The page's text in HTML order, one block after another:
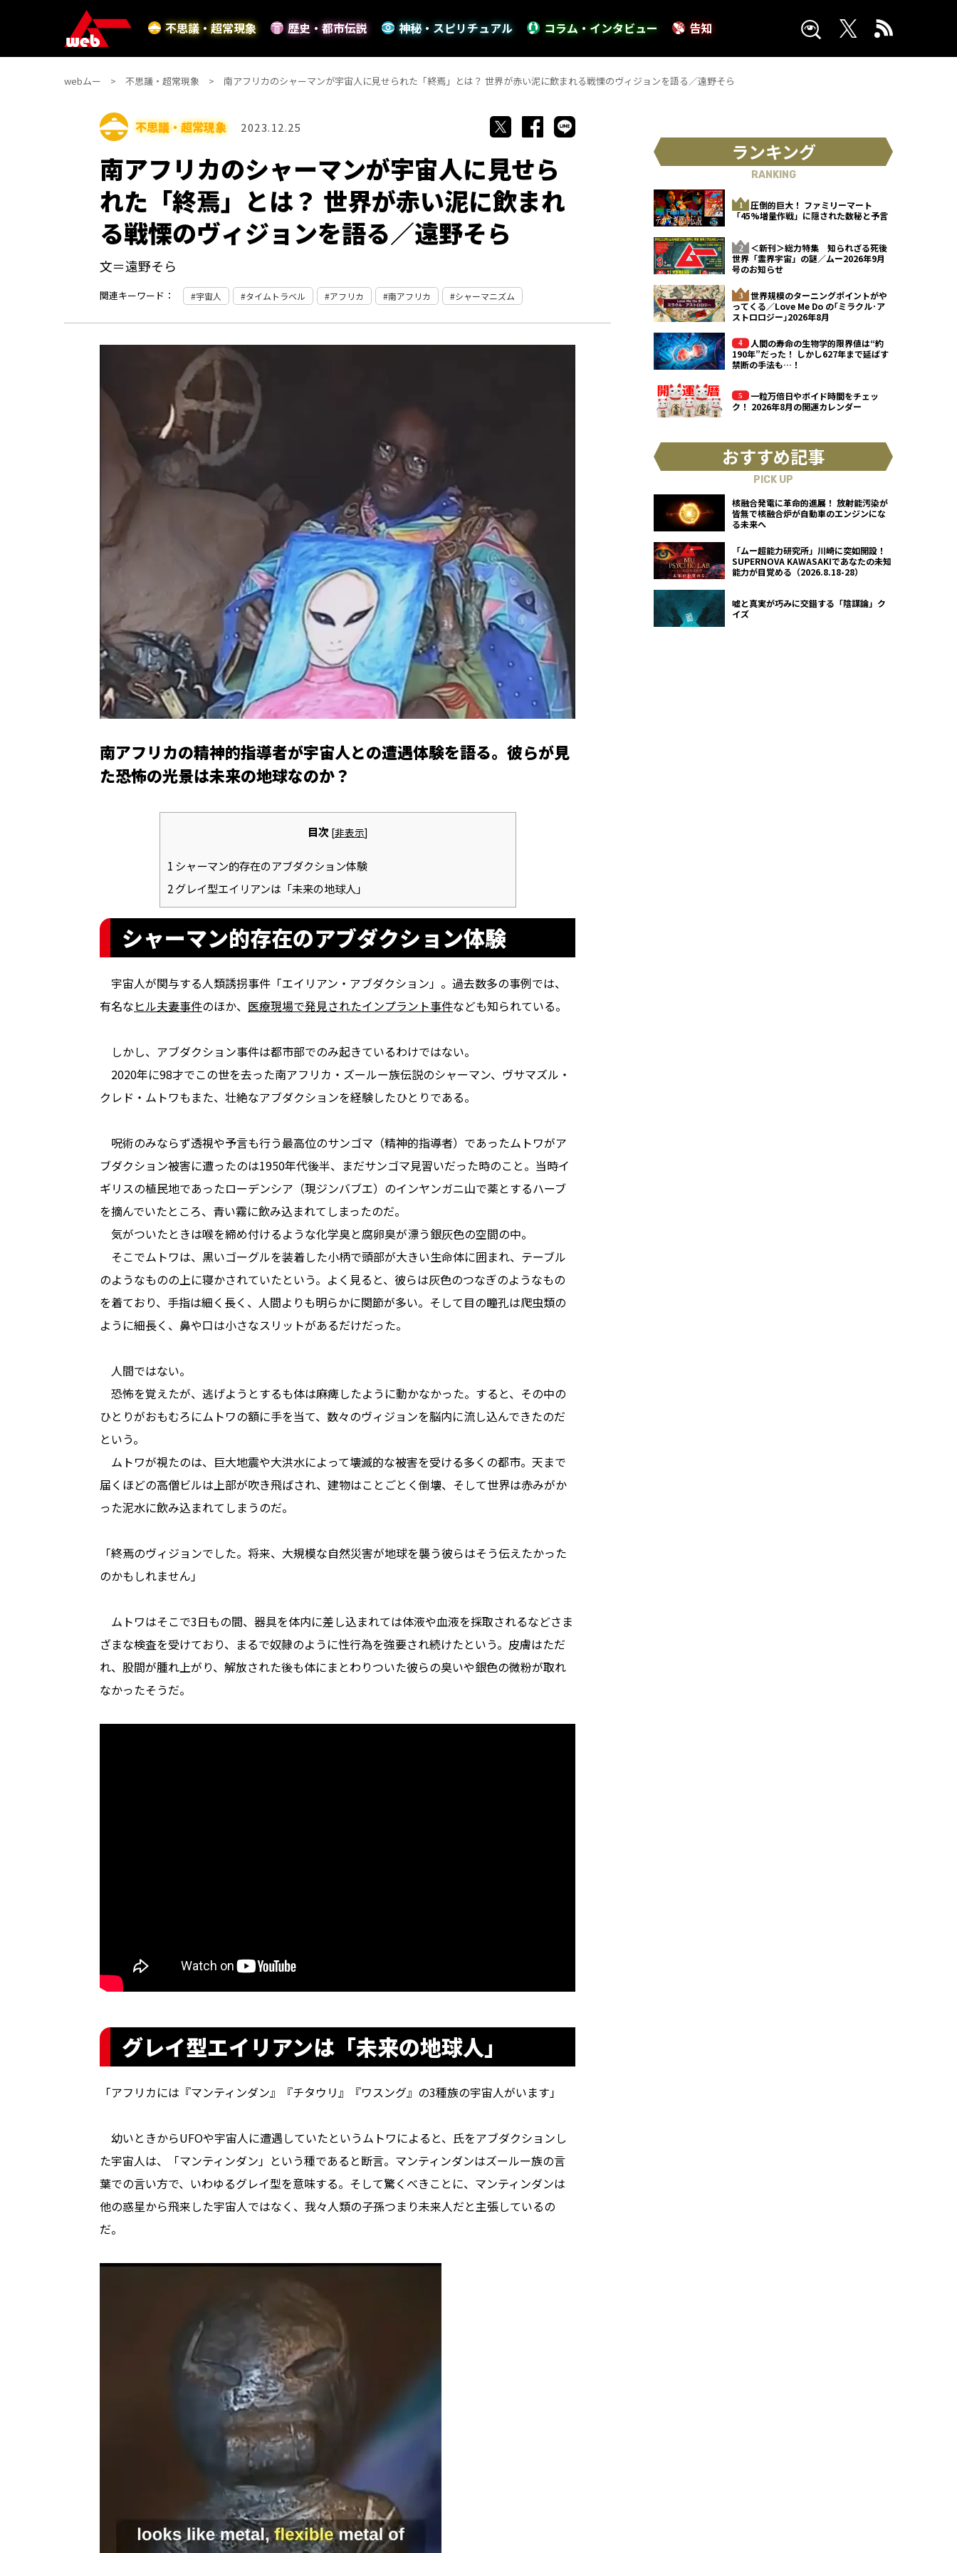
不思議・超常現象 歴史・都市伝説 神秘・スピリチュアル コラム・インタビュー 告知
webムー 不思議・超常現象 南アフリカのシャーマンが宇宙人に見せられた「終焉」とは？ 世界が赤い泥に飲まれる戦慄のヴィジョンを語る／遠野そら
不思議・超常現象 2023.12.25
南アフリカのシャーマンが宇宙人に見せら
れた「終焉」とは？ 世界が赤い泥に飲まれ
る戦慄のヴィジョンを語る／遠野そら
文＝遠野そら
関連キーワード： 宇宙人 タイムトラベル アフリカ 南アフリカ シャーマニズム
南アフリカの精神的指導者が宇宙人との遭遇体験を語る。彼らが見
た恐怖の光景は未来の地球なのか？
目次 [非表示]
1 シャーマン的存在のアブダクション体験
2グレイ型エイリアンは「未来の地球人」
シャーマン的存在のアブダクション体験
宇宙人が関与する人類誘拐事件「エイリアン・アブダクション」。過去数多の事例では、
有名なヒル夫妻事件のほか、 医療現場で発見されたインプラント事件なども知られている。
しかし、アブダクション事件は都市部でのみ起きているわけではない。
2020年に98才でこの世を去った南アフリカ・ズールー族伝説のシャーマン、ヴサマズル・
クレド・ムトワもまた、壮絶なアブダクションを経験したひとりである。
呪術のみならず透視や予言も行う最高位のサンゴマ（精神的指導者）であったムトワがア
ブダクション被害に遭ったのは1950年代後半、まだサンゴマ見習いだった時のこと。当時イ
ギリスの植民地であったローデンシア（現ジンバブエ）のインヤンガニ山で薬とするハーブ
を摘んでいたところ、青い霧に飲み込まれてしまったのだ。
気がついたときは喉を締め付けるような化学臭と腐卵臭が漂う銀灰色の空間の中。
そこでムトワは、黒いゴーグルを装着した小柄で頭部が大きい生命体に囲まれ、テーブル
のようなものの上に寝かされていたという。よく見ると、彼らは灰色のつなぎのようなもの
を着ており、手指は細く長く、人間よりも明らかに関節が多い。そして目の瞳孔は爬虫類の
ように細長く、鼻や口は小さなスリットがあるだけだった。
人間ではない――。
恐怖を覚えたが、逃げようとするも体は麻痺したように動かなかった。すると、その中の
ひとりがおもむろにムトワの額に手を当て、数々のヴィジョンを脳内に流し込んできたのだ
という。
ムトワが視たのは、巨大地震や大洪水によって壊滅的な被害を受ける多くの都市。天まで
届くほどの高僧ビルは上部が吹き飛ばされ、建物はことごとく倒壊、そして世界は赤みがか
った泥水に飲み込まれてしまうのだ。
「終焉のヴィジョンでした。将来、大規模な自然災害が地球を襲う――彼らはそう伝えたかった
のかもしれません」
ムトワはそこで3日もの間、器具を体内に差し込まれては体液や血液を採取されるなどさま
ざまな検査を受けており、まるで奴隷のように性行為を強要され続けたという。皮膚はただ
れ、股間が腫れ上がり、解放された後も体にまとわりついた彼らの臭いや銀色の微粉が取れ
なかったそうだ。
グレイ型エイリアンは「未来の地球人」
「アフリカには『マンティンダン』『チタウリ』『ワスング』の3種族の宇宙人がいます」
幼いときからUFOや宇宙人に遭遇していたというムトワによると、氏をアブダクションし
た宇宙人は、「マンティンダン」という種であると断言。マンティンダンはズールー族の言
葉での言い方で、いわゆるグレイ型を意味する。そして驚くべきことに、マンティンダンは
他の惑星から飛来した宇宙人ではなく、我々人類の子孫――つまり未来人だと主張しているの
だ。
ランキング
RANKING
圧倒的巨大！ ファミリーマート
「45%増量作戦」に隠された数秘と予言
＜新刊＞総力特集 知られざる死後
世界「霊界宇宙」の謎／ムー2026年9月
号のお知らせ
世界規模のターニングポイントがや
ってくる／Love Me Do の｢ミラクル･ア
ストロロジー｣2026年8月
人間の寿命の生物学的限界値は“約
190年”だった！ しかし627年まで延ばす
禁断の手法も…！
一粒万倍日やボイド時間をチェッ
ク！ 2026年8月の開運カレンダー
おすすめ記事
PICK UP
核融合発電に革命的進展！ 放射能汚染が
皆無で核融合炉が自動車のエンジンにな
る未来へ
「ムー超能力研究所」川崎に突如開設！
SUPERNOVA KAWASAKIであなたの未知
能力が目覚める（2026.8.18-28）
嘘と真実が巧みに交錯する「陰謀論」ク
イズ